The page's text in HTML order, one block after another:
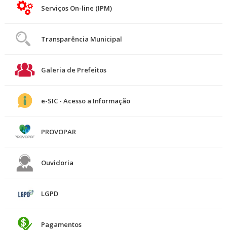
Serviços On-line (IPM)
Transparência Municipal
Galeria de Prefeitos
e-SIC - Acesso a Informação
PROVOPAR
Ouvidoria
LGPD
Pagamentos